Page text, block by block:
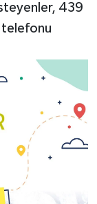
439
telefonu